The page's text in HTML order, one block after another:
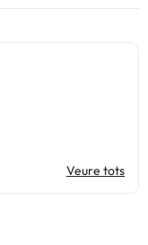
Veure tots